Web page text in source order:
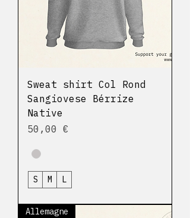
Sweat shirt Col Rond
Sangiovese Bérrize
Native
Prix
50,00 €
S M L
Allemagne